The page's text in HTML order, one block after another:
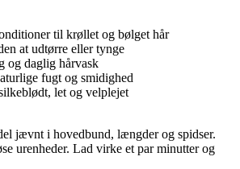
til krøllet og bølget hår
at udtørre eller tynge
og daglig hårvask
fugt og smidighed
let og velplejet
jævnt i hovedbund, længder og spidser.
urenheder. Lad virke et par minutter og